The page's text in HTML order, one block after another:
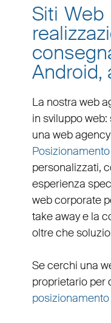
Siti
Android,
La nostra web
in sviluppo web:
una web
personalizzati,
esperienza
web corporate
take awaye la
oltre che
Se cerchi una
proprietario per